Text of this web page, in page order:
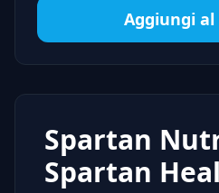
Aggiungi al
Spartan
Spartan